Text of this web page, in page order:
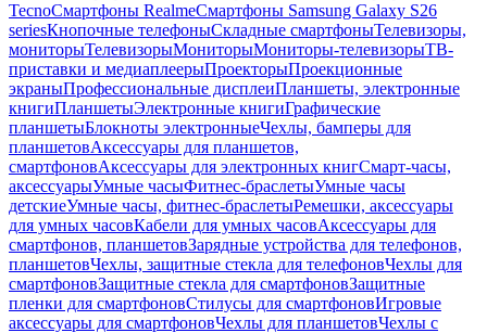
TecnoСмартфоны RealmeСмартфоны Samsung Galaxy S26
seriesКнопочные телефоныСкладные смартфоныТелевизоры,
мониторыТелевизорыМониторыМониторы-телевизорыТВ-
приставки и медиаплеерыПроекторыПроекционные
экраныПрофессиональные дисплеиПланшеты, электронные
книгиПланшетыЭлектронные книгиГрафические
планшетыБлокноты электронныеЧехлы, бамперы для
планшетовАксессуары для планшетов,
смартфоновАксессуары для электронных книгСмарт-часы,
аксессуарыУмные часыФитнес-браслетыУмные часы
детскиеУмные часы, фитнес-браслетыРемешки, аксессуары
для умных часовКабели для умных часовАксессуары для
смартфонов, планшетовЗарядные устройства для телефонов,
планшетовЧехлы, защитные стекла для телефоновЧехлы для
смартфоновЗащитные стекла для смартфоновЗащитные
пленки для смартфоновСтилусы для смартфоновИгровые
аксессуары для смартфоновЧехлы для планшетовЧехлы с